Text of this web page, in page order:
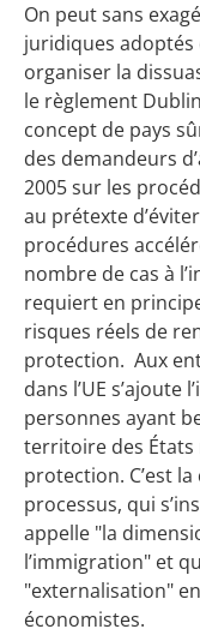
On peut sans
juridiques
organiser la
le règlement
concept de pays
des demandeurs
2005 sur les
au prétexte
procédures
nombre de cas à
requiert en
risques réels de
protection. Aux
dans l’UE
personnes ayant
territoire des
protection. C’est
processus, qui
appelle "la
l’immigration" et
"externalisation"
économistes.